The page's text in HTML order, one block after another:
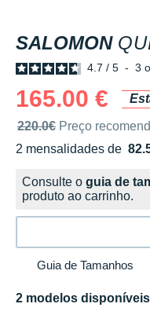
SALOMON
4.7 / 5 - 3
165.00 €
Preço de venda
220.0€ Preço
2 mensalidades de
sem custos
Consulte o guia de
produto ao carrinho.
Guia de Tamanhos
2 modelos